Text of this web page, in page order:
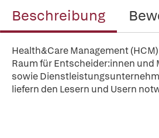
Beschreibung
Health&Care Management
Raum für Entscheider:innen und
sowie
liefern den Lesern und Usern